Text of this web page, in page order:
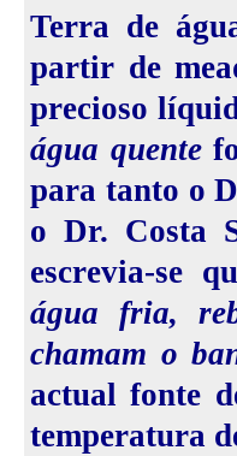
Terra de
partir de
precioso
água quente
para tanto o
o Dr. Costa
escrevia-se
água fria,
chamam o
actual fonte
temperatura